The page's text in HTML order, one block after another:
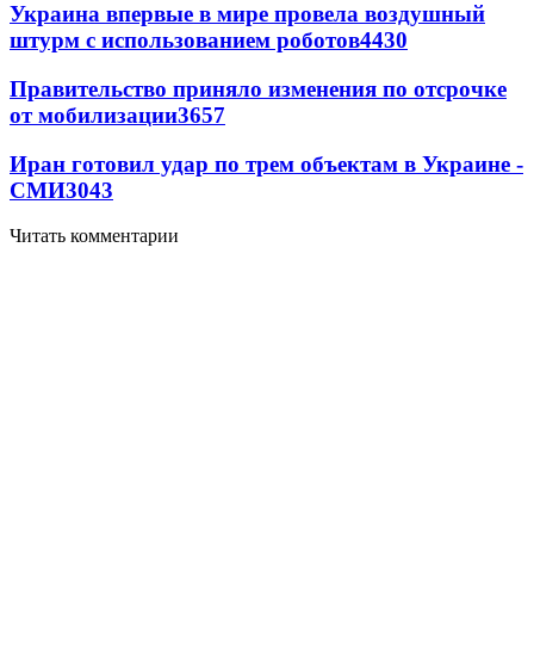
Украина впервые в мире провела воздушный
штурм с использованием роботов4430
Правительство приняло изменения по отсрочке
от мобилизации3657
Иран готовил удар по трем объектам в Украине -
СМИ3043
Читать комментарии